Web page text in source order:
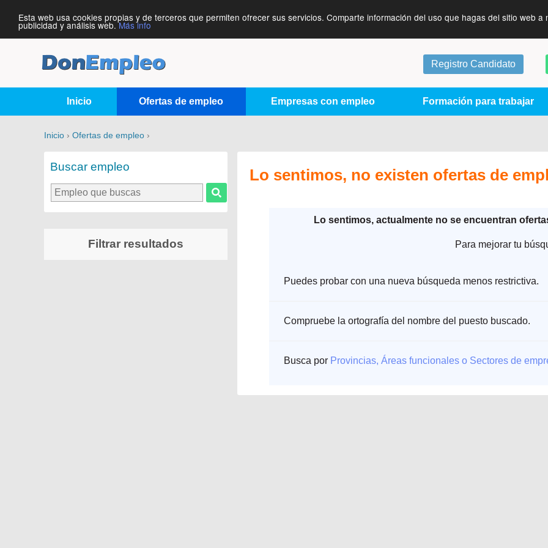
Esta web usa cookies propias y de terceros que permiten ofrecer sus servicios. Comparte información del uso que hagas del sitio web
publicidad y análisis web.Más info
Registro Candidato
Inicio Ofertas de empleo Empresas con empleo Formación para trabajar
Inicio › Ofertas de empleo ›
Buscar empleo
Filtrar resultados
Lo sentimos, no existen ofertas de
Lo sentimos, actualmente no se encuentran
Para mejorar tu
Puedes probar con una nueva búsqueda menos restrictiva.
Compruebe la ortografía del nombre del puesto buscado.
Busca por Provincias, Áreas funcionales o Sectores de